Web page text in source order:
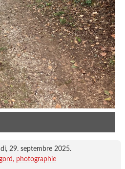
29. septembre 2025.
photographie